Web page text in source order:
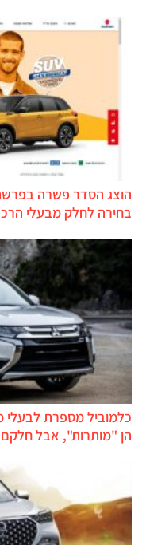
בחירה לחלק מבעלי
כלמוביל מספרת לבעלי
הן "מותרות", אבל